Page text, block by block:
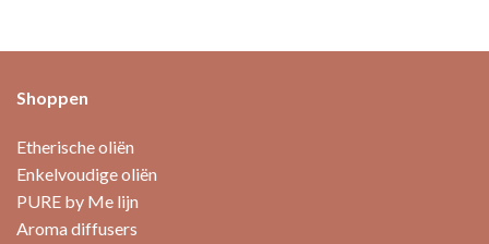
Shoppen
Etherische oliën
Enkelvoudige oliën
PURE by Me lijn
Aroma diffusers